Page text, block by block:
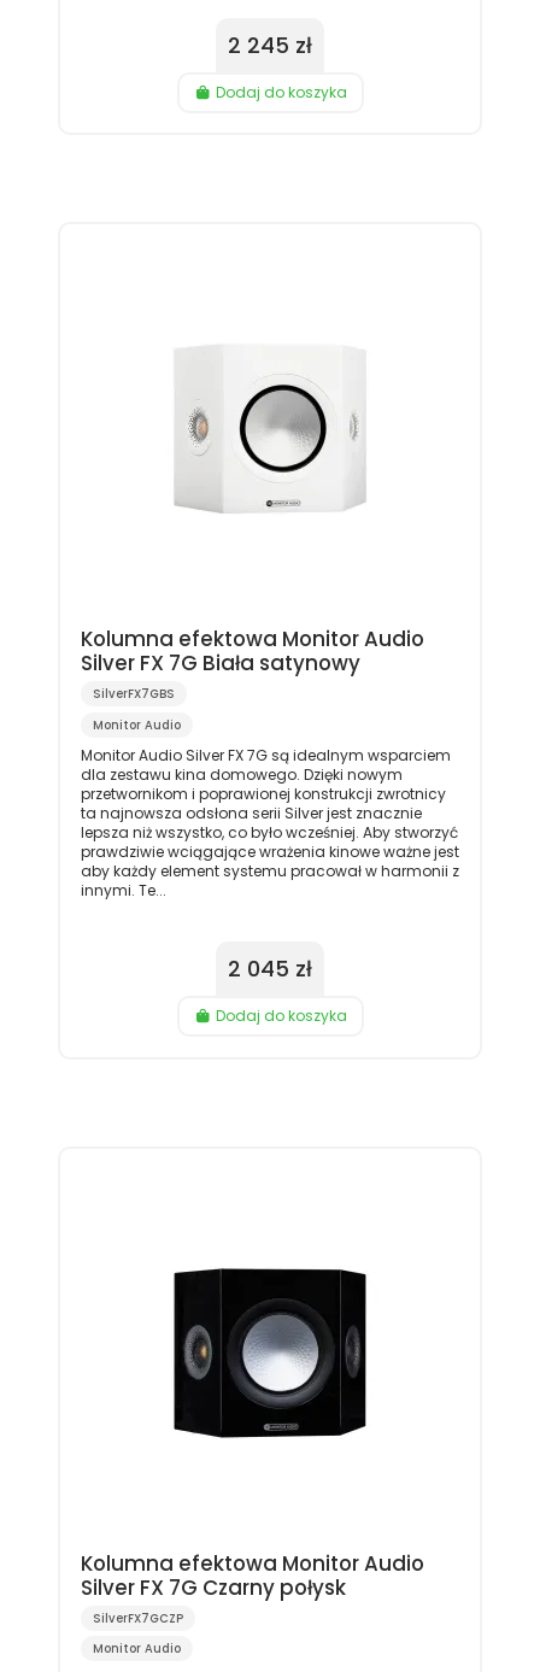
2 245 zł
Dodaj do koszyka
Kolumna efektowa Monitor Audio
Silver FX 7G Biała satynowy
SilverFX7GBS
Monitor Audio
Monitor Audio Silver FX 7G są idealnym wsparciem
dla zestawu kina domowego. Dzięki nowym
przetwornikom i poprawionej konstrukcji zwrotnicy
ta najnowsza odsłona serii Silver jest znacznie
lepsza niż wszystko, co było wcześniej. Aby stworzyć
prawdziwie wciągające wrażenia kinowe ważne jest
aby każdy element systemu pracował w harmonii z
innymi. Te...
2 045 zł
Dodaj do koszyka
Kolumna efektowa Monitor Audio
Silver FX 7G Czarny połysk
SilverFX7GCZP
Monitor Audio